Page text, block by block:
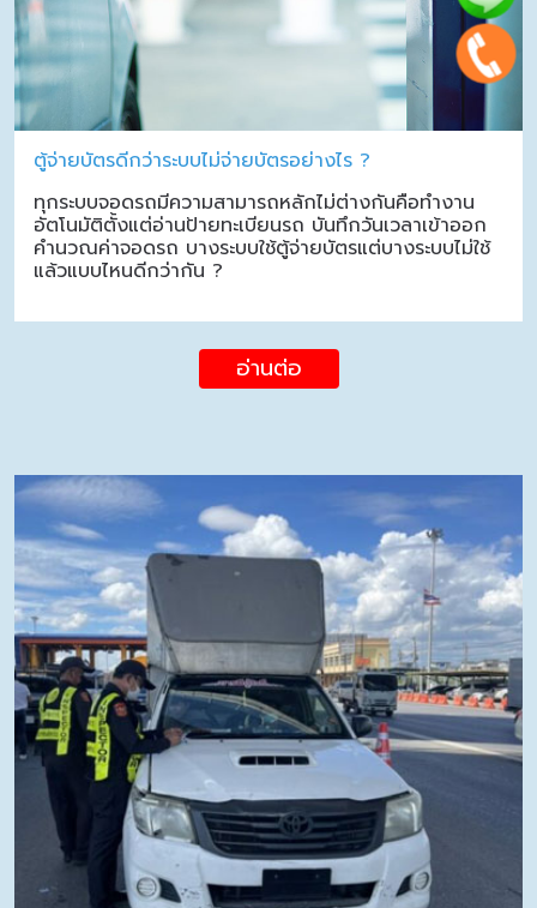
ตู้จ่ายบัตรดีกว่าระบบไม่จ่ายบัตรอย่างไร ?
ทุกระบบจอดรถมีความสามารถหลักไม่ต่างกันคือทำงาน
อัตโนมัติตั้งแต่อ่านป้ายทะเบียนรถ บันทึกวันเวลาเข้าออก
คำนวณค่าจอดรถ บางระบบใช้ตู้จ่ายบัตรแต่บางระบบไม่ใช้
แล้วแบบไหนดีกว่ากัน ?
อ่านต่อ